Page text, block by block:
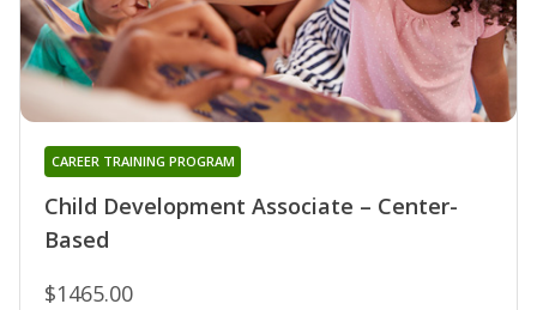
Child Development Associate – Center-
Based
CAREER TRAINING PROGRAM
$1465.00